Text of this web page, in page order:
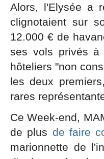
Alors, l'Elysée a
clignotaient sur
12.000 € de
ses vols privés à
hôteliers "non
les deux
rares
Ce Week-end,
de plus de faire
marionnette de